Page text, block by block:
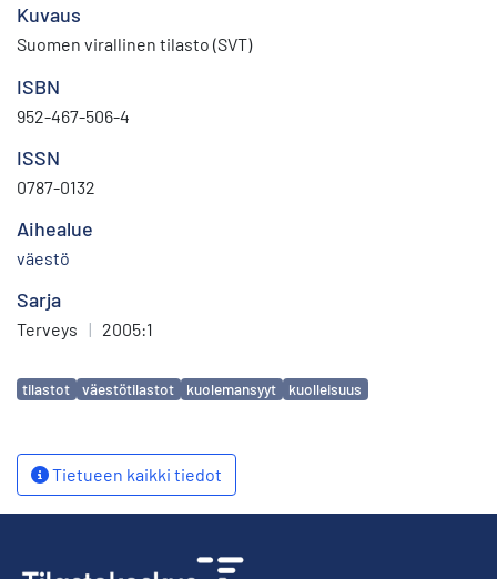
Kuvaus
Suomen virallinen tilasto (SVT)
ISBN
952-467-506-4
ISSN
0787-0132
Aihealue
väestö
Sarja
Terveys | 2005:1
Avainsanat
tilastot väestötilastot kuolemansyyt kuolleisuus
Tietueen kaikki tiedot